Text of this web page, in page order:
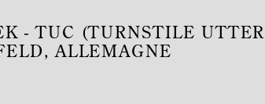
- TUC (TURNSTILE UTTER
ALLEMAGNE